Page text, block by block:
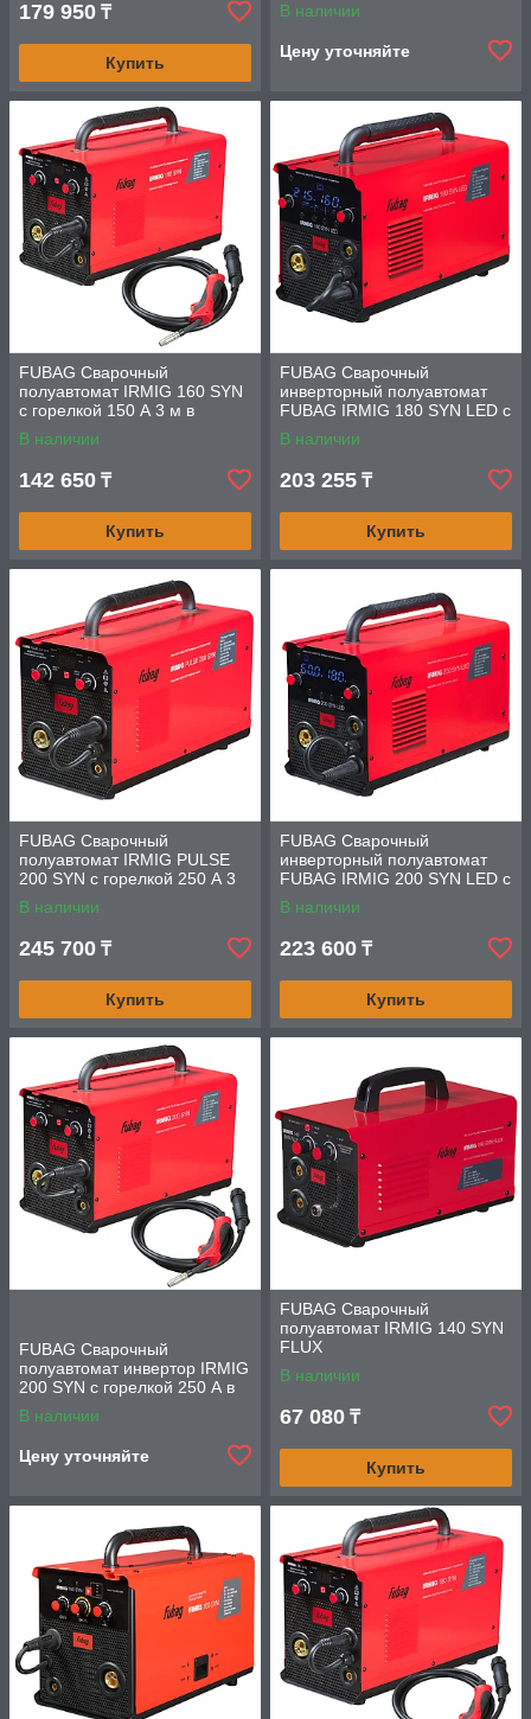
179 950 ₸
Купить
IR 4-13N M +
В наличии
Цену уточняйте
FUBAG Сварочный
полуавтомат IRMIG 160 SYN
с горелкой 150 А 3 м в
комплекте
В наличии
142 650 ₸
Купить
FUBAG Сварочный
инверторный полуавтомат
FUBAG IRMIG 180 SYN LED с
горелкой 250 А в комплекте
В наличии
203 255 ₸
Купить
FUBAG Сварочный
полуавтомат IRMIG PULSE
200 SYN с горелкой 250 А 3
м в комплекте
В наличии
245 700 ₸
Купить
FUBAG Сварочный
инверторный полуавтомат
FUBAG IRMIG 200 SYN LED с
горелкой 250 А в комплекте
В наличии
223 600 ₸
Купить
FUBAG Сварочный
полуавтомат инвертор IRMIG
200 SYN с горелкой 250 А в
комплекте
В наличии
Цену уточняйте
FUBAG Сварочный
полуавтомат IRMIG 140 SYN
FLUX
В наличии
67 080 ₸
Купить